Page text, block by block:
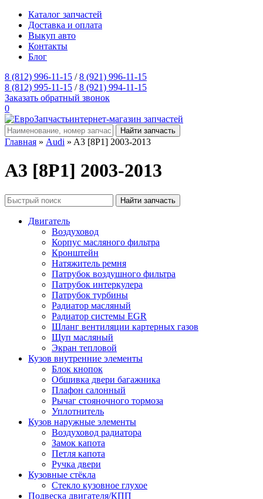
Каталог запчастей
Доставка и оплата
Выкуп авто
Контакты
Блог
8 (812) 996-11-15 /8 (921) 996-11-15
8 (812) 995-11-15 /8 (921) 994-11-15
Заказать обратный звонок
0
интернет-магазин запчастей
Главная » Audi » A3 [8P1] 2003-2013
A3 [8P1] 2003-2013
Двигатель
Воздуховод
Корпус масляного фильтра
Кронштейн
Натяжитель ремня
Патрубок воздушного фильтра
Патрубок интеркулера
Патрубок турбины
Радиатор масляный
Радиатор системы EGR
Шланг вентиляции картерных газов
Щуп масляный
Экран тепловой
Кузов внутренние элементы
Блок кнопок
Обшивка двери багажника
Плафон салонный
Рычаг стояночного тормоза
Уплотнитель
Кузов наружные элементы
Воздуховод радиатора
Замок капота
Петля капота
Ручка двери
Кузовные стёкла
Стекло кузовное глухое
Подвеска двигателя/КПП